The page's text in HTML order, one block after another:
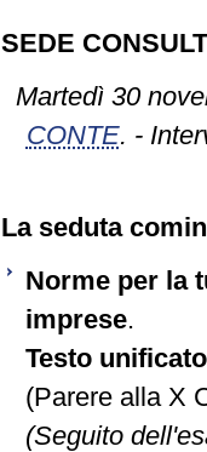
SEDE
Martedì 30
CONTE. -
La seduta
Norme per la
imprese.
Testo
(Parere alla X
(Seguito